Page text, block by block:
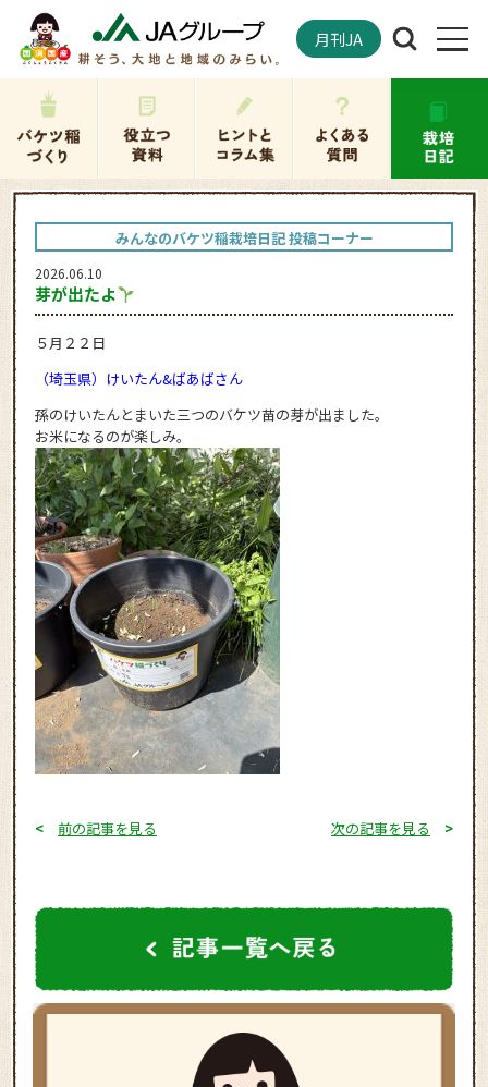
月刊JA
みんなのバケツ稲栽培日記 投稿コーナー
2026.06.10
芽が出たよ
５月２２日
（埼玉県）けいたん&ばあばさん
孫のけいたんとまいた三つのバケツ苗の芽が出ました。
お米になるのが楽しみ。
< 前の記事を見る 次の記事を見る >